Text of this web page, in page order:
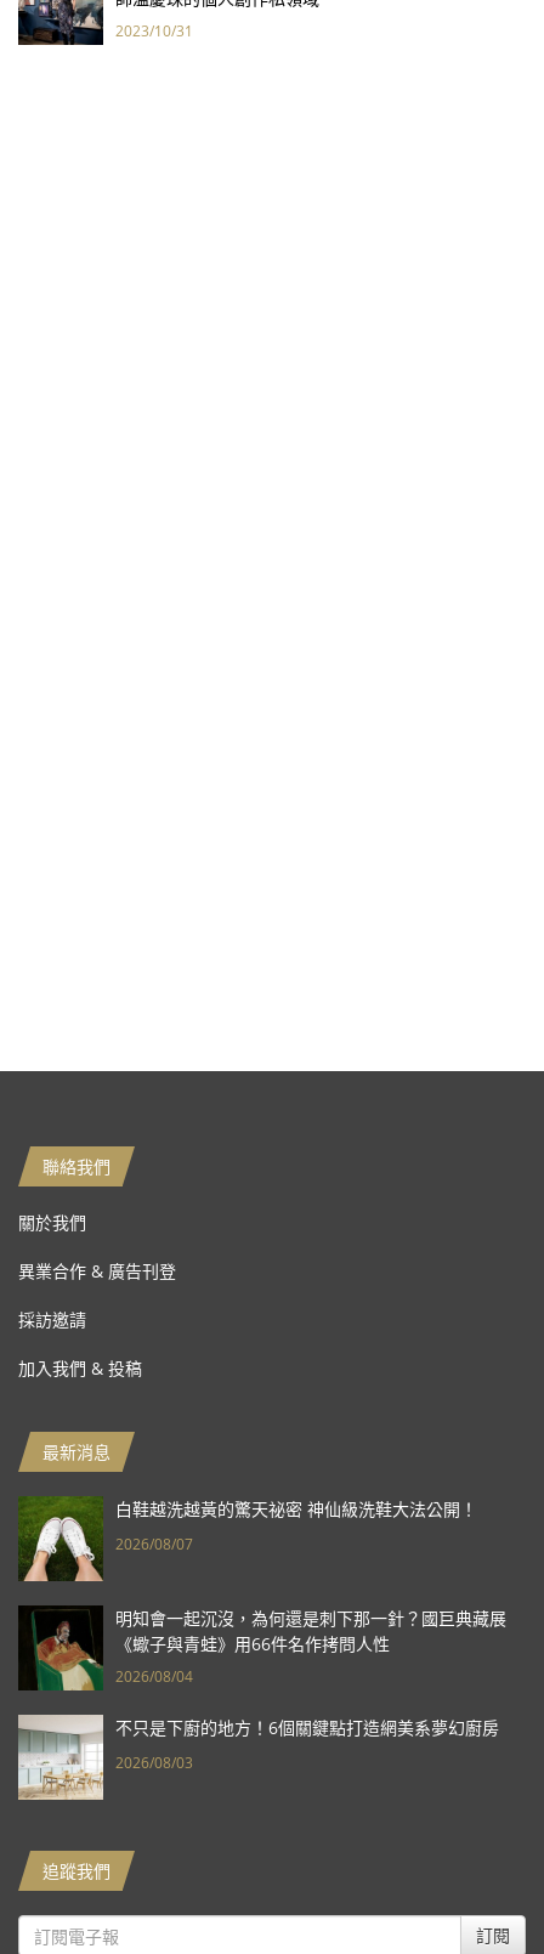
2023/10/31
聯絡我們
關於我們
異業合作 & 廣告刊登
採訪邀請
加入我們 & 投稿
最新消息
白鞋越洗越黃的驚天祕密 神仙級洗鞋大法公開！
2026/08/07
明知會一起沉沒，為何還是刺下那一針？國巨典藏展
《蠍子與青蛙》用66件名作拷問人性
2026/08/04
不只是下廚的地方！6個關鍵點打造網美系夢幻廚房
2026/08/03
追蹤我們
訂閱